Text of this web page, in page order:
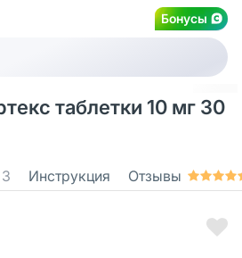
Бонусы
таблетки 10 мг 30
3 Инструкция Отзывы